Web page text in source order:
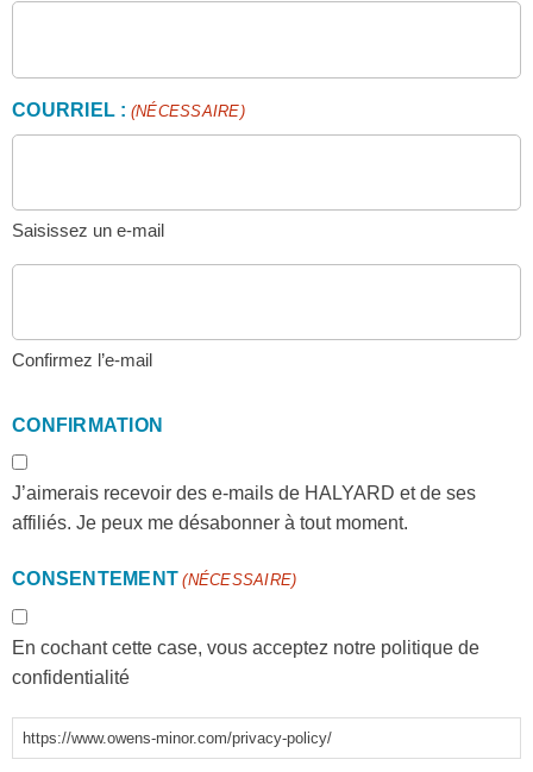
COURRIEL : (NÉCESSAIRE)
Saisissez un e-mail
Confirmez l’e-mail
CONFIRMATION
J’aimerais recevoir des e-mails de HALYARD et de ses
affiliés. Je peux me désabonner à tout moment.
CONSENTEMENT (NÉCESSAIRE)
En cochant cette case, vous acceptez notre politique de
confidentialité
https://www.owens-minor.com/privacy-policy/